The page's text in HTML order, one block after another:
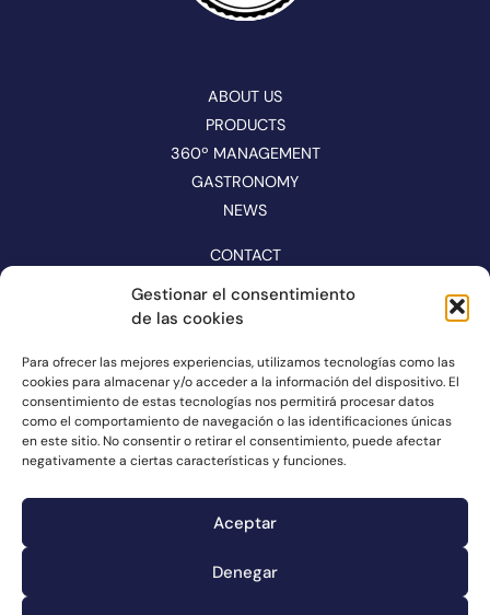
Gestionar el consentimiento
de las cookies
Para ofrecer las mejores experiencias, utilizamos tecnologías como las
cookies para almacenar y/o acceder a la información del dispositivo. El
consentimiento de estas tecnologías nos permitirá procesar datos
como el comportamiento de navegación o las identificaciones únicas
en este sitio. No consentir o retirar el consentimiento, puede afectar
negativamente a ciertas características y funciones.
Aceptar
Denegar
ABOUT US
PRODUCTS
360º MANAGEMENT
GASTRONOMY
NEWS
CONTACT
CATALOGUE
FOLLOW US ON NETWORKS